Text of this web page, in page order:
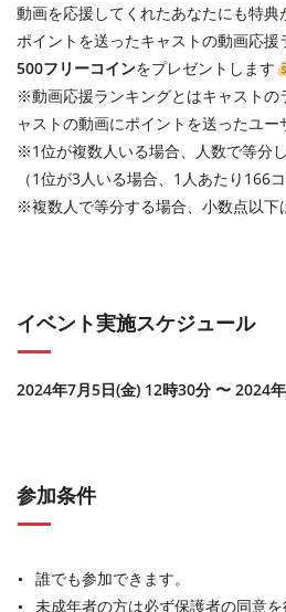
動画を応援してくれたあなたにも特典
ポイントを送ったキャストの動画応
500フリーコインをプレゼントします
※動画応援ランキングとはキャストの
ャストの動画にポイントを送ったユー
※1位が複数人いる場合、人数で等分
（1位が3人いる場合、1人あたり166
※複数人で等分する場合、小数点以下
イベント実施スケジュール
2024年7月5日(金) 12時30分 〜 2024
参加条件
誰でも参加できます。
未成年者の方は必ず保護者の同意を